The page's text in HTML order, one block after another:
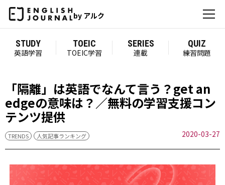
by アルク
STUDY
英語学習
TOEIC
TOEIC学習
SERIES
連載
QUIZ
練習問題
「隔離」は英語でなんて言う？get an
edgeの意味は？／無料の学習支援コン
テンツ提供
TRENDS 人気記事ランキング 2020-03-27